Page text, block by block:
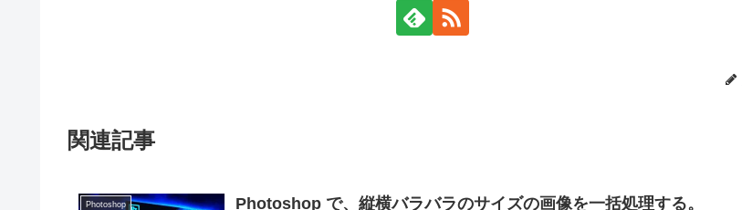
関連記事
Photoshop Photoshop で、縦横バラバラのサイズの画像を一括処理する。